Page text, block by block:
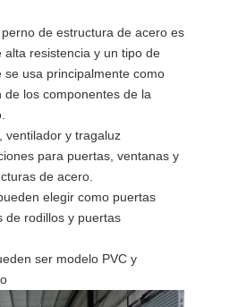
de estructura de acero es
alta resistencia y un tipo de
se usa principalmente como
de los componentes de la
ventilador y tragaluz
para puertas, ventanas y
de acero.
elegir como puertas
de rodillos y puertas
ser modelo PVC y